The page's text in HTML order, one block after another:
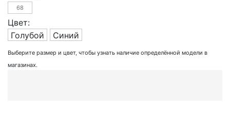
68
Цвет:
Голубой
Синий
Выберите размер и цвет, чтобы узнать наличие определённой модели в
магазинах.